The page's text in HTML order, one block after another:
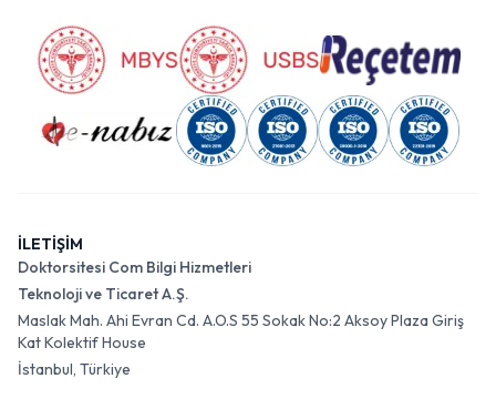
İLETİŞİM
Doktorsitesi Com Bilgi Hizmetleri
Teknoloji ve Ticaret A.Ş.
Maslak Mah. Ahi Evran Cd. A.O.S 55 Sokak No:2 Aksoy Plaza Giriş
Kat Kolektif House
İstanbul, Türkiye